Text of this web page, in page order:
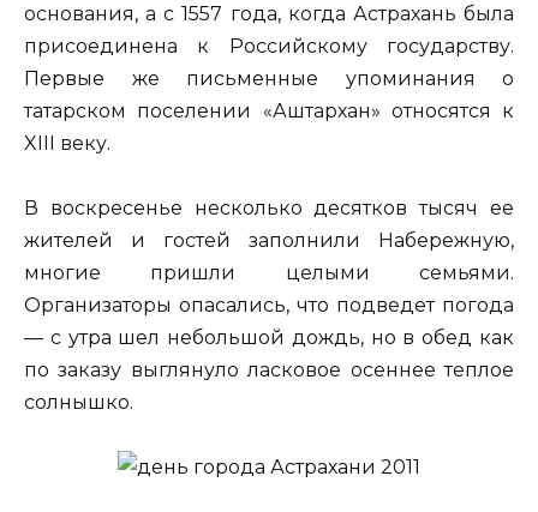
основания, а с 1557 года, когда Астрахань была
присоединена к Российскому государству.
Первые же письменные упоминания о
татарском поселении «Аштархан» относятся к
XIII веку.
В воскресенье несколько десятков тысяч ее
жителей и гостей заполнили Набережную,
многие пришли целыми семьями.
Организаторы опасались, что подведет погода
— с утра шел небольшой дождь, но в обед как
по заказу выглянуло ласковое осеннее теплое
солнышко.